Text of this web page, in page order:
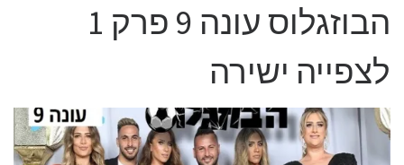
הבוזגלוס עונה 9 פרק 1
לצפייה ישירה